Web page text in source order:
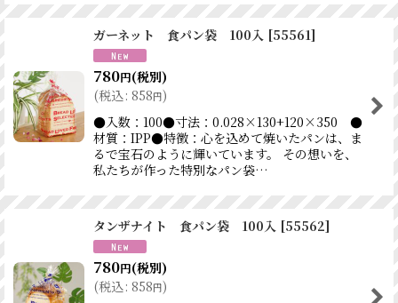
ガーネット 食パン袋 100入 [55561]
780円(税別)
(税込: 858円)
●入数：100●寸法：0.028×130+120×350 ●
材質：IPP●特徴：心を込めて焼いたパンは、ま
るで宝石のように輝いています。 その想いを、
私たちが作った特別なパン袋…
タンザナイト 食パン袋 100入 [55562]
780円(税別)
(税込: 858円)